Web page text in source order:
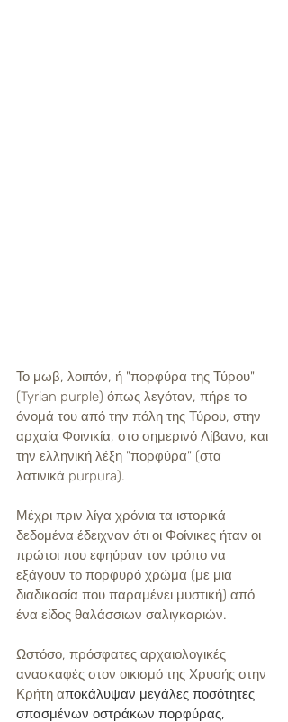
Το μωβ, λοιπόν, ή "πορφύρα της Τύρου"
(Tyrian purple) όπως λεγόταν, πήρε το
όνομά του από την πόλη της Τύρου, στην
αρχαία Φοινικία, στο σημερινό Λίβανο, και
την ελληνική λέξη "πορφύρα" (στα
λατινικά purpura).
Μέχρι πριν λίγα χρόνια τα ιστορικά
δεδομένα έδειχναν ότι οι Φοίνικες ήταν οι
πρώτοι που εφηύραν τον τρόπο να
εξάγουν το πορφυρό χρώμα (με μια
διαδικασία που παραμένει μυστική) από
ένα είδος θαλάσσιων σαλιγκαριών.
Ωστόσο, πρόσφατες αρχαιολογικές
ανασκαφές στον οικισμό της Χρυσής στην
Κρήτη αποκάλυψαν μεγάλες ποσότητες
σπασμένων οστράκων πορφύρας,